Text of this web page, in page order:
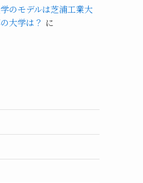
のモデルは芝浦工業大
大学は？ に